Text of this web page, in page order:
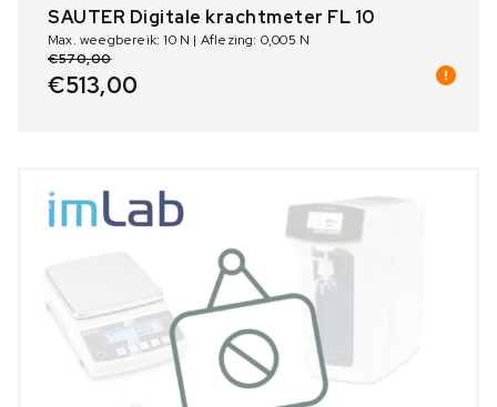
SAUTER Digitale krachtmeter FL 10
Max. weegbereik: 10 N | Aflezing: 0,005 N
€570,00
€513,00